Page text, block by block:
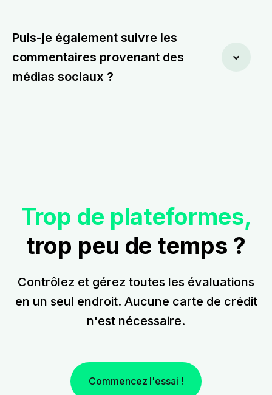
Puis-je également suivre les
commentaires provenant des
médias sociaux ?
Trop de plateformes,
trop peu de temps ?
Contrôlez et gérez toutes les évaluations
en un seul endroit. Aucune carte de crédit
n'est nécessaire.
Commencez l'essai !